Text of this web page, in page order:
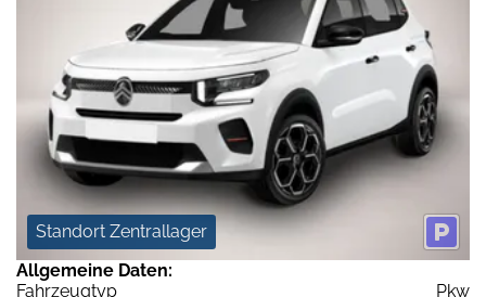
Standort Zentrallager
Allgemeine Daten:
Fahrzeugtyp
Pkw